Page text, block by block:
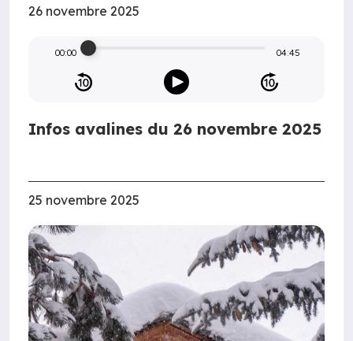
26 novembre 2025
00:00 04:45
Infos avalines du 26 novembre 2025
25 novembre 2025